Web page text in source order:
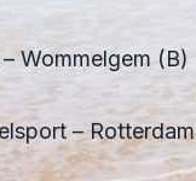
Wommelgem (B)
– Rotterdam